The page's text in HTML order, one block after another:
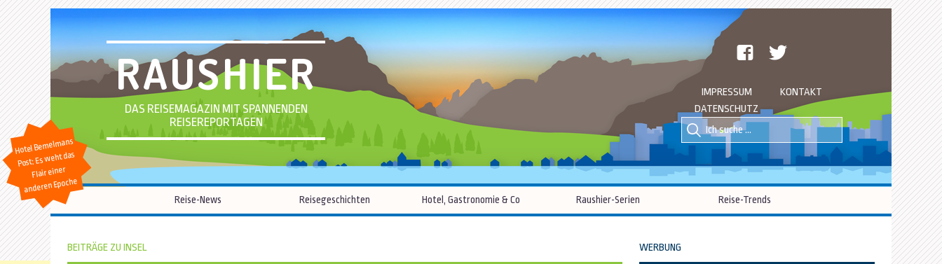
RAUSHIER
DAS REISEMAGAZIN MIT SPANNENDEN
REISEREPORTAGEN
facebook
IMPRESSUM
KONTAKT
DATENSCHUTZ
Suche
nach::
Suche
nach:
Hotel Bemelmans
Post: Es weht das
Flair einer
anderen Epoche
Reise-News Reisegeschichten Hotel, Gastronomie & Co Raushier-Serien Reise-Trends
BEITRÄGE ZU INSEL WERBUNG